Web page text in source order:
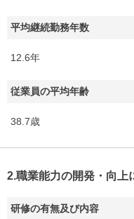
平均継続勤務年数
12.6年
従業員の平均年齢
38.7歳
2.職業能力の開発・向上
研修の有無及び内容